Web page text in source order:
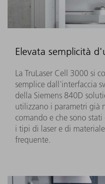
Elevata semplicità
La TruLaser Cell 3000 si
semplice dall'interfaccia
della Siemens 840D
utilizzano i parametri già
comando e che sono
i tipi di laser e di
frequente.